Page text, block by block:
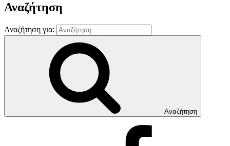
Αναζήτηση
Αναζήτηση για:
Αναζήτηση